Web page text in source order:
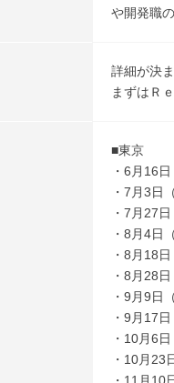
や開発職
詳細が決
まずはＲ
■東京
・6月16日
・7月3日
・7月27日
・8月4日
・8月18日
・8月28日
・9月9日
・9月17日
・10月6日
・10月23